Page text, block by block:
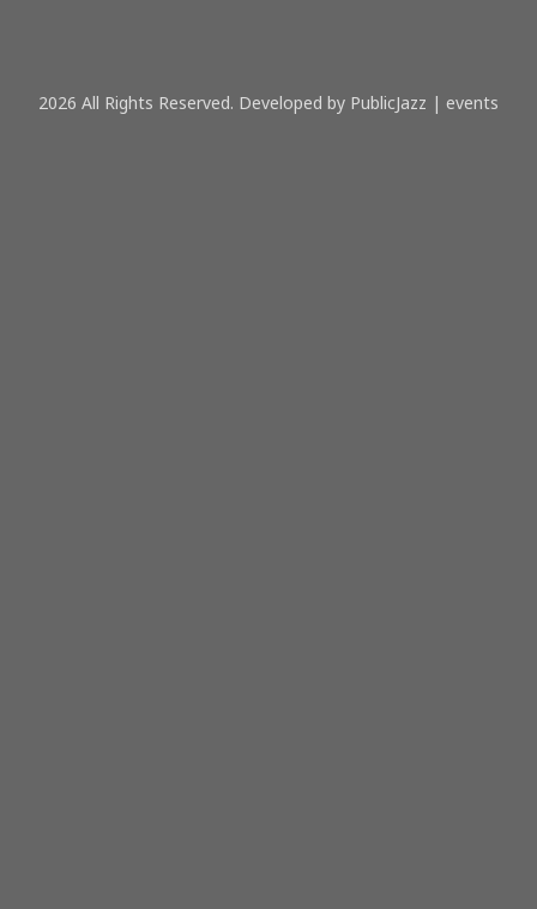
2026 All Rights Reserved. Developed by PublicJazz | events